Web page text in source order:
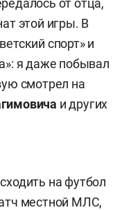
этой игры. В
спорт» и
я даже побывал
смотрел на
и других
на футбол
местной МЛС,